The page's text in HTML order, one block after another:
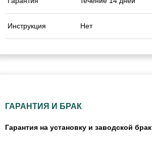
Инструкция Нет
ГАРАНТИЯ И БРАК
Гарантия на установку и заводской брак